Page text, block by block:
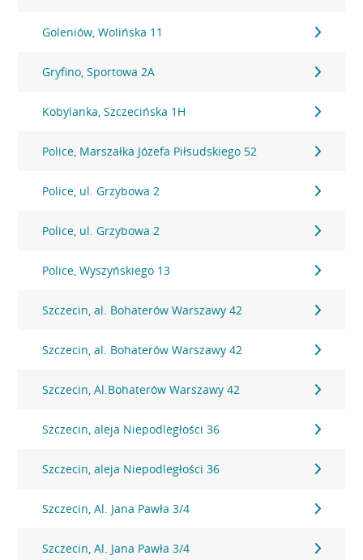
Goleniów, Wolińska 11
Gryfino, Sportowa 2A
Kobylanka, Szczecińska 1H
Police, Marszałka Józefa Piłsudskiego 52
Police, ul. Grzybowa 2
Police, ul. Grzybowa 2
Police, Wyszyńskiego 13
Szczecin, al. Bohaterów Warszawy 42
Szczecin, al. Bohaterów Warszawy 42
Szczecin, Al.Bohaterów Warszawy 42
Szczecin, aleja Niepodległości 36
Szczecin, aleja Niepodległości 36
Szczecin, Al. Jana Pawła 3/4
Szczecin, Al. Jana Pawła 3/4